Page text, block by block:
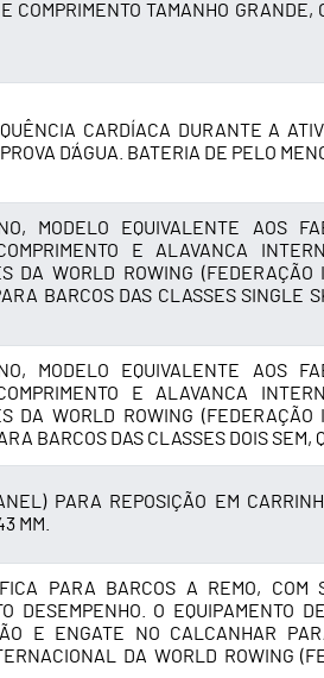
COMPRIMENTO TAMANHO GRANDE,
CARDÍACA DURANTE A
D´ÁGUA. BATERIA DE PELO
MODELO EQUIVALENTE AOS
E ALAVANCA
DA WORLD ROWING (FEDERAÇÃO
BARCOS DAS CLASSES SINGLE
MODELO EQUIVALENTE AOS
E ALAVANCA
DA WORLD ROWING (FEDERAÇÃO
BARCOS DAS CLASSES DOIS SEM,
PARA REPOSIÇÃO EM
MM.
PARA BARCOS A REMO, COM
DESEMPENHO. O EQUIPAMENTO
E ENGATE NO CALCANHAR
DA WORLD ROWING